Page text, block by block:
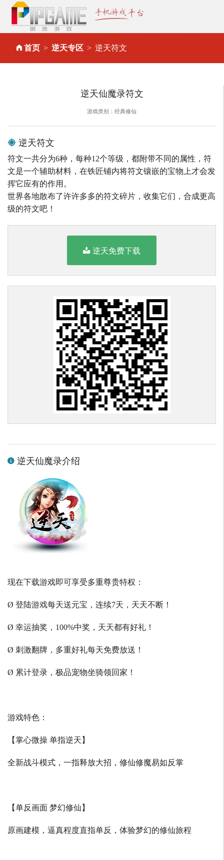
首页 逆天专区 逆天符文
逆天仙魔录符文
游戏类别：经典修仙
逆天符文
符文一共分为6种，每种12个等级，都附带不同的属性，符
文是一个辅助材料，在铁匠铺内将符文镶嵌的宝物上才会发
挥它应有的作用。
世界各地散布了许许多多的符文碎片，收集它们，合成更高
级的符文吧！
逆天免费下载
逆天仙魔录介绍
现在下载游戏即可享受多重尊贵特权：
Ø 登陆游戏每天送元宝，连续7天，天天不断！
Ø 幸运抽奖，100%中奖，天天都有好礼！
Ø 刺激翻牌，多重好礼每天免费放送！
Ø 累计登录，极品宠物坐骑领回家！
游戏特色：
【掌心微操 单指逆天】
全新战斗模式，一指释放大招，修仙修魔易如反掌
【单反画面 梦幻修仙】
原画建模，逼真程度直指单反，体验梦幻的修仙旅程